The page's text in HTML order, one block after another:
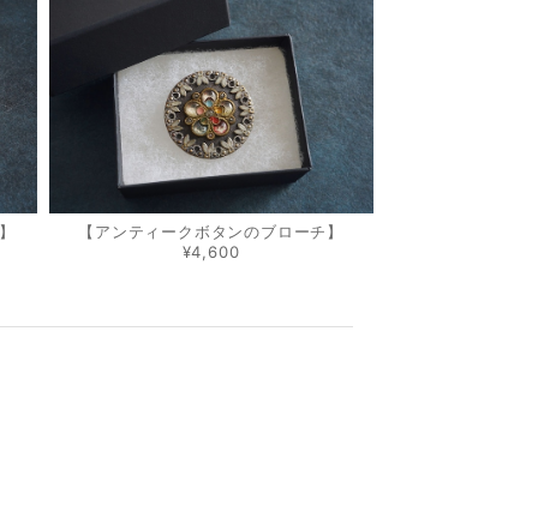
【アンティークボタンのブローチ】
¥4,600